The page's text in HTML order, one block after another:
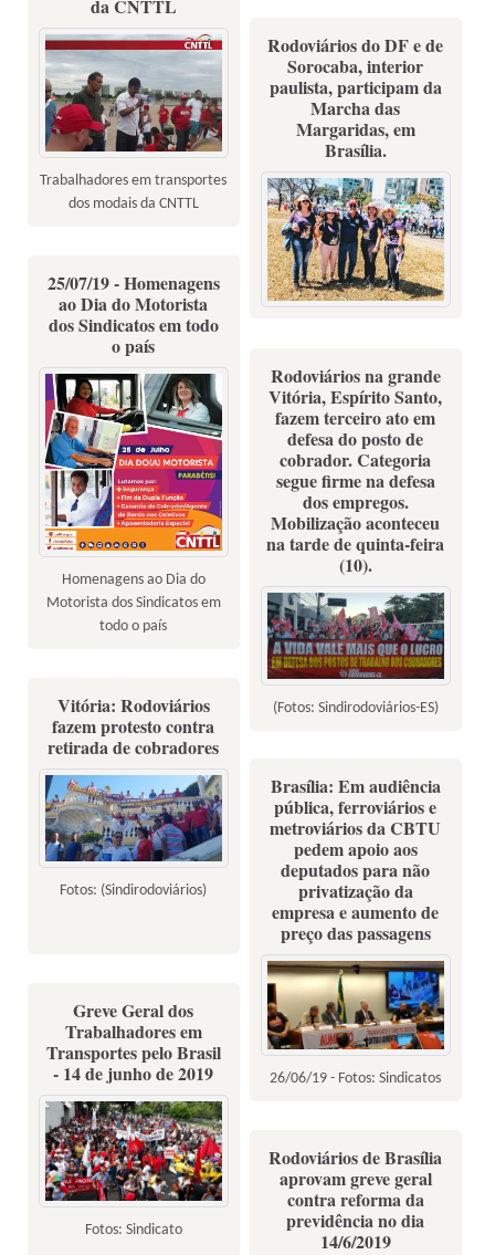
da CNTTL
Trabalhadores em transportes
dos modais da CNTTL
Rodoviários do DF e de
Sorocaba, interior
paulista, participam da
Marcha das
Margaridas, em
Brasília.
25/07/19 - Homenagens
ao Dia do Motorista
dos Sindicatos em todo
o país
Homenagens ao Dia do
Motorista dos Sindicatos em
todo o país
Rodoviários na grande
Vitória, Espírito Santo,
fazem terceiro ato em
defesa do posto de
cobrador. Categoria
segue firme na defesa
dos empregos.
Mobilização aconteceu
na tarde de quinta-feira
(10).
(Fotos: Sindirodoviários-ES)
Vitória: Rodoviários
fazem protesto contra
retirada de cobradores
Fotos: (Sindirodoviários)
Brasília: Em audiência
pública, ferroviários e
metroviários da CBTU
pedem apoio aos
deputados para não
privatização da
empresa e aumento de
preço das passagens
26/06/19 - Fotos: Sindicatos
Greve Geral dos
Trabalhadores em
Transportes pelo Brasil
- 14 de junho de 2019
Fotos: Sindicato
Rodoviários de Brasília
aprovam greve geral
contra reforma da
previdência no dia
14/6/2019